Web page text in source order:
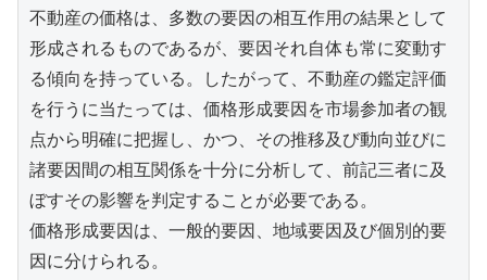
不動産の価格は、多数の要因の相互作用の結果として
形成されるものであるが、要因それ自体も常に変動す
る傾向を持っている。したがって、不動産の鑑定評価
を行うに当たっては、価格形成要因を市場参加者の観
点から明確に把握し、かつ、その推移及び動向並びに
諸要因間の相互関係を十分に分析して、前記三者に及
ぼすその影響を判定することが必要である。
価格形成要因は、一般的要因、地域要因及び個別的要
因に分けられる。